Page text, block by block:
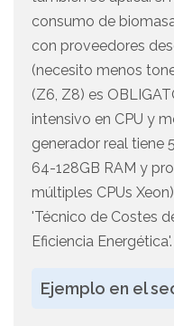
consumo de
con proveedores
(necesito menos
(Z6, Z8) es
intensivo en CPU y
generador real tiene
64-128GB RAM y
múltiples CPUs
'Técnico de Costes
Eficiencia Energética'.
Ejemplo en el